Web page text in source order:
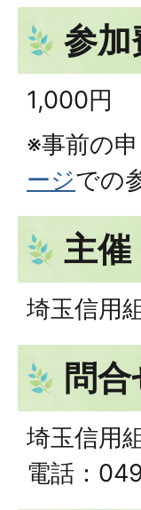
参加
1,000円
※事前の
ージでの
主催
埼玉信用
問
埼玉信用
電話：